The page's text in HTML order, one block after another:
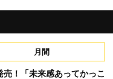
月間
売！「未来感あってかっこ